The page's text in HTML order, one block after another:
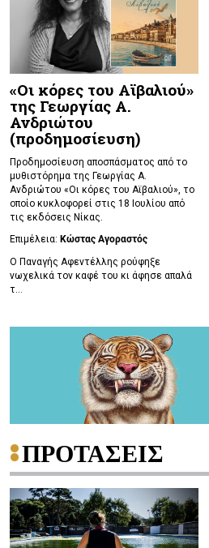
«Οι κόρες του Αϊβαλιού»
της Γεωργίας Α.
Ανδριώτου
(προδημοσίευση)
Προδημοσίευση αποσπάσματος από το
μυθιστόρημα της Γεωργίας Α.
Ανδριώτου «Οι κόρες του Αϊβαλιού», το
οποίο κυκλοφορεί στις 18 Ιουλίου από
τις εκδόσεις Νίκας.
Επιμέλεια: Κώστας Αγοραστός
Ο Παναγής Αφεντέλλης ρούφηξε
νωχελικά τον καφέ του κι άφησε απαλά
τ...
ΠΡΟΤΑΣΕΙΣ